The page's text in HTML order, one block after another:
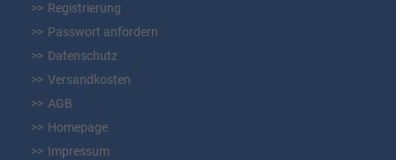
Registrierung
Passwort anfordern
Datenschutz
Versandkosten
AGB
Homepage
Impressum